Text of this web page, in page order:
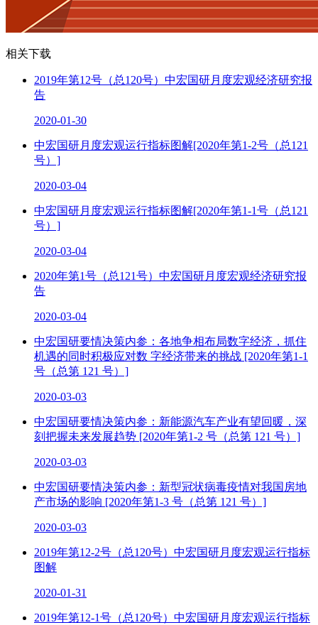
相关下载
2019年第12号（总120号）中宏国研月度宏观经济研究报
告
2020-01-30
中宏国研月度宏观运行指标图解[2020年第1-2号（总121
号）]
2020-03-04
中宏国研月度宏观运行指标图解[2020年第1-1号（总121
号）]
2020-03-04
2020年第1号（总121号）中宏国研月度宏观经济研究报
告
2020-03-04
中宏国研要情决策内参：各地争相布局数字经济，抓住
机遇的同时积极应对数 字经济带来的挑战 [2020年第1-1
号（总第 121 号）]
2020-03-03
中宏国研要情决策内参：新能源汽车产业有望回暖，深
刻把握未来发展趋势 [2020年第1-2 号（总第 121 号）]
2020-03-03
中宏国研要情决策内参：新型冠状病毒疫情对我国房地
产市场的影响 [2020年第1-3 号（总第 121 号）]
2020-03-03
2019年第12-2号（总120号）中宏国研月度宏观运行指标
图解
2020-01-31
2019年第12-1号（总120号）中宏国研月度宏观运行指标